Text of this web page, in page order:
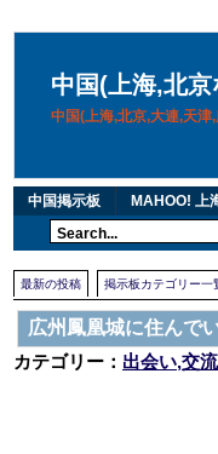
中国(上海,北
中国(上海,北京,大連,天
中国掲示板 MAHOO! 上
最新の投稿 掲示板カテゴリー一
広州鳳凰城に住んで
カテゴリー： 出会い,交